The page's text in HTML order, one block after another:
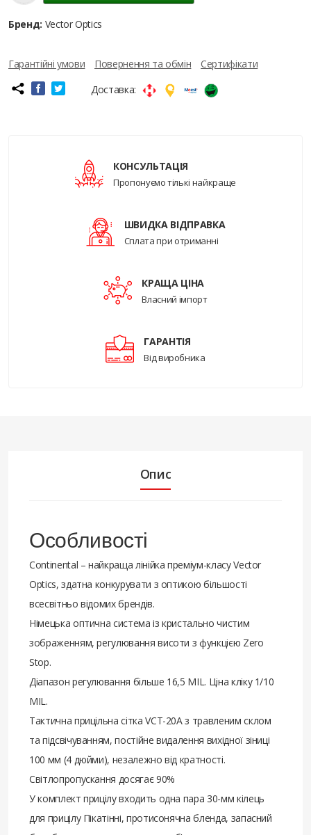
Бренд: Vector Optics
Гарантійні умови Повернення та обмін
Сертифікати
Доставка:
КОНСУЛЬТАЦІЯ
Пропонуємо тількі найкраще
ШВИДКА ВІДПРАВКА
Сплата при отриманні
КРАЩА ЦІНА
Власний імпорт
ГАРАНТІЯ
Від виробника
Опис
Особливості
Continental – найкраща лінійка преміум-класу Vector
Optics, здатна конкурувати з оптикою більшості
всесвітньо відомих брендів.
Німецька оптична система із кристально чистим
зображенням, регулювання висоти з функцією Zero
Stop.
Діапазон регулювання більше 16,5 MIL. Ціна кліку 1/10
MIL.
Тактична прицільна сітка VCT-20A з травленим склом
та підсвічуванням, постійне видалення вихідної зіниці
100 мм (4 дюйми), незалежно від кратності.
Світлопропускання досягає 90%
У комплект прицілу входить одна пара 30-мм кілець
для прицілу Пікатінні, протисонячна бленда, запасний